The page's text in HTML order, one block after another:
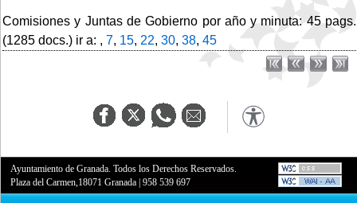
Comisiones y Juntas de Gobierno por año y minuta: 45 pags.
(1285 docs.) ir a: , 7, 15, 22, 30, 38, 45
Ayuntamiento de Granada. Todos los Derechos Reservados.
Plaza del Carmen,18071 Granada |958 539 697